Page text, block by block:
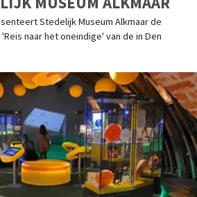
Stedelijk Museum Alkmaar de
naar het oneindige' van de in Den